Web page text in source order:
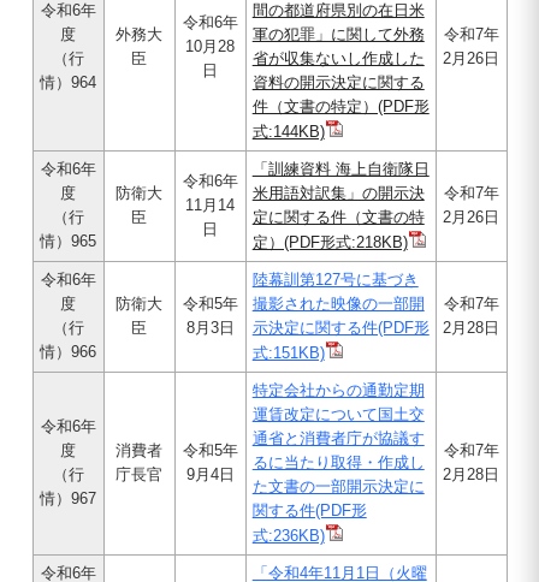
令和6年
度
（行
情）964
外務大
臣
令和6年
10月28
日
間の都道府県別の在日米
軍の犯罪」に関して外務
省が収集ないし作成した
資料の開示決定に関する
件（文書の特定）(PDF形
式:144KB)
令和7年
2月26日
令和6年
度
（行
情）965
防衛大
臣
令和6年
11月14
日
「訓練資料 海上自衛隊日
米用語対訳集」の開示決
定に関する件（文書の特
定）(PDF形式:218KB)
令和7年
2月26日
令和6年
度
（行
情）966
防衛大
臣
令和5年
8月3日
陸幕訓第127号に基づき
撮影された映像の一部開
示決定に関する件(PDF形
式:151KB)
令和7年
2月28日
令和6年
度
（行
情）967
消費者
庁長官
令和5年
9月4日
特定会社からの通勤定期
運賃改定について国土交
通省と消費者庁が協議す
るに当たり取得・作成し
た文書の一部開示決定に
関する件(PDF形
式:236KB)
令和7年
2月28日
令和6年 「令和4年11月1日（火曜